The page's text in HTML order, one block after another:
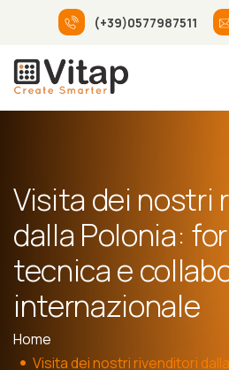
(+39)0577987511
Visita dei nostri
dalla Polonia:
tecnica e
internazionale
Home
Visita dei nostri rivenditori